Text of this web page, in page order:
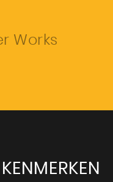
Works
KENMERKEN